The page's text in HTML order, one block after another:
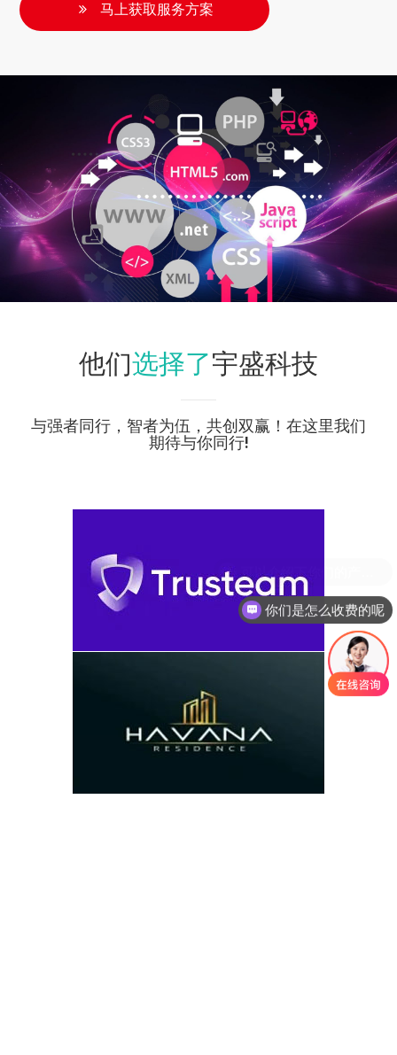
马上获取服务方案
他们选择了宇盛科技
与强者同行，智者为伍，共创双赢！在这里我们
期待与你同行!
你们是怎么收费的呢